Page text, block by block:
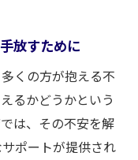
放すために
くの方が抱える不
るかどうかという
は、その不安を解
ポートが提供され